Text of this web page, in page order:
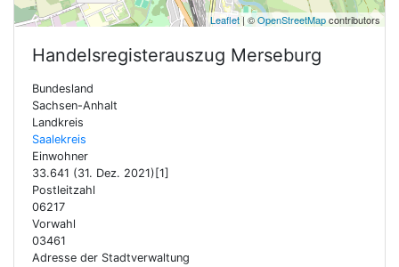
Leaflet| ©OpenStreetMapcontributors
Handelsregisterauszug Merseburg
Bundesland
Sachsen-Anhalt
Landkreis
Saalekreis
Einwohner
33.641 (31. Dez. 2021)[1]
Postleitzahl
06217
Vorwahl
03461
Adresse der Stadtverwaltung